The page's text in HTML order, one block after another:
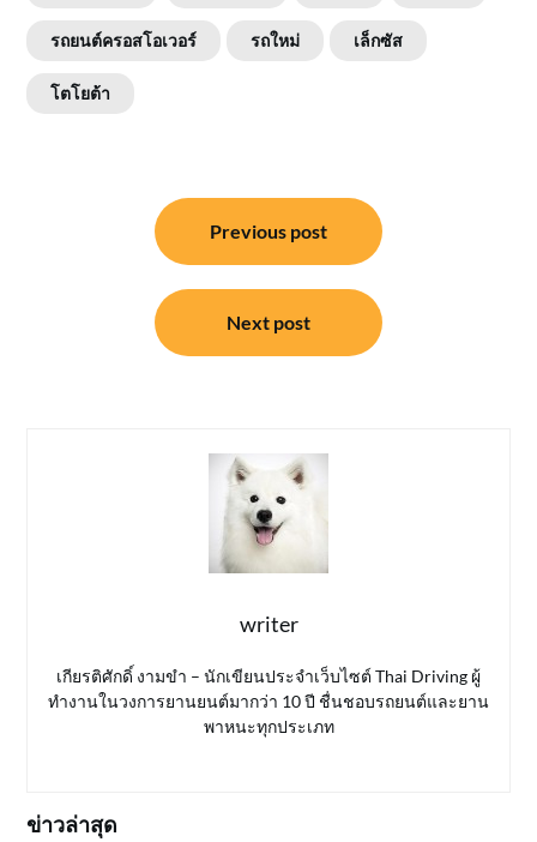
รถยนต์ครอสโอเวอร์ รถใหม่ เล็กซัส
โตโยต้า
Previous post
Next post
writer
เกียรติศักดิ์ งามขำ – นักเขียนประจำเว็บไซต์ Thai Driving ผู้
ทำงานในวงการยานยนต์มากว่า 10 ปี ชื่นชอบรถยนต์และยาน
พาหนะทุกประเภท
ข่าวล่าสุด